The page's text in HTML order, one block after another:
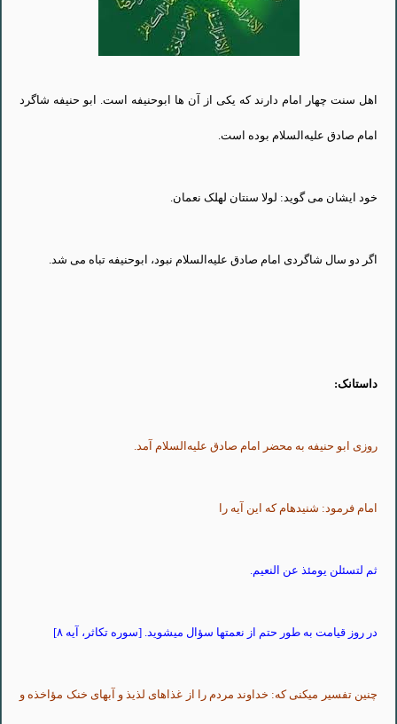
اهل سنت چهار امام دارند که یکی از آن ها ابوحنیفه است. ابو حنیفه شاگرد
امام صادق علیه‌السلام بوده است.
خود ایشان می گوید: لولا سنتان لهلک نعمان.
اگر دو سال شاگردی امام صادق علیه‌السلام نبود، ابوحنیفه تباه می شد.
داستانک:
روزی ابو حنیفه به محضر امام صادق علیه‌السلام آمد.
امام فرمود: شنیده‏ام که این آیه را
ثم لتسئلن یومئذ عن النعیم.
در روزقیامت به طور حتم از نعمتها سؤال می‏شوید. [سورهتکاثر ، آیه ۸]
چنین تفسیر می‏کنیکه: خداوند مردم را از غذاهای لذیذو آبهای خنک مؤاخذه و